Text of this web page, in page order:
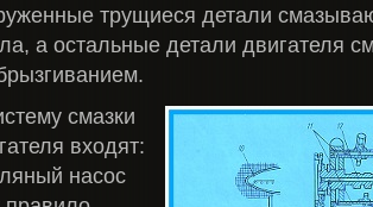
трущиеся детали
а остальные детали двигателя
смазки
входят:
насос